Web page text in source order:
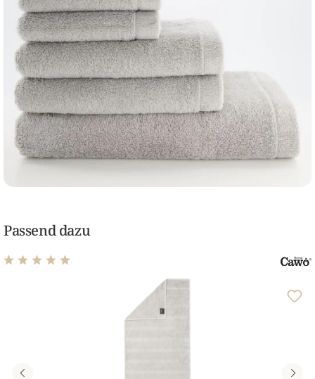
Passend dazu
Durchschnittliche Bewertung von 4.98 von 5 Sternen